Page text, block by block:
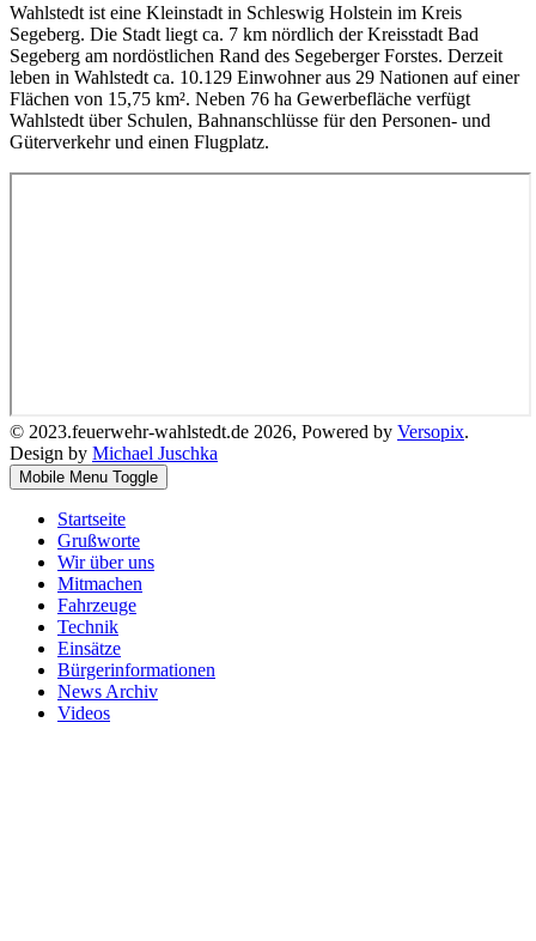
Wahlstedt ist eine Kleinstadt in Schleswig Holstein im Kreis
Segeberg. Die Stadt liegt ca. 7 km nördlich der Kreisstadt Bad
Segeberg am nordöstlichen Rand des Segeberger Forstes. Derzeit
leben in Wahlstedt ca. 10.129 Einwohner aus 29 Nationen auf einer
Flächen von 15,75 km². Neben 76 ha Gewerbefläche verfügt
Wahlstedt über Schulen, Bahnanschlüsse für den Personen- und
Güterverkehr und einen Flugplatz.
© 2023.feuerwehr-wahlstedt.de 2026, Powered by Versopix.
Design by Michael Juschka
Mobile Menu Toggle
Startseite
Grußworte
Wir über uns
Mitmachen
Fahrzeuge
Technik
Einsätze
Bürgerinformationen
News Archiv
Videos